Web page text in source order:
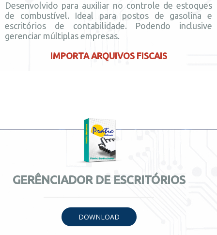
Desenvolvido para auxiliar no controle de estoques
de combustível. Ideal para postos de gasolina e
escritórios de contabilidade. Podendo inclusive
gerenciar múltiplas empresas.
IMPORTA ARQUIVOS FISCAIS
GERÊNCIADOR DE ESCRITÓRIOS
DOWNLOAD